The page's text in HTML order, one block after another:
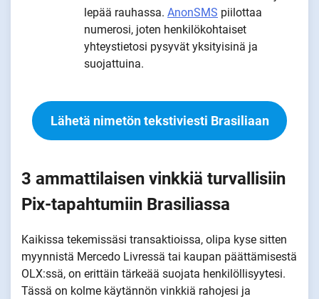
lepää rauhassa. AnonSMS piilottaa
numerosi, joten henkilökohtaiset
yhteystietosi pysyvät yksityisinä ja
suojattuina.
Lähetä nimetön tekstiviesti Brasiliaan
3 ammattilaisen vinkkiä turvallisiin
Pix-tapahtumiin Brasiliassa
Kaikissa tekemissäsi transaktioissa, olipa kyse sitten
myynnistä Mercedo Livressä tai kaupan päättämisestä
OLX:ssä, on erittäin tärkeää suojata henkilöllisyytesi.
Tässä on kolme käytännön vinkkiä rahojesi ja